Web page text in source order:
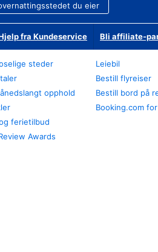
du eier
fra Kundeservice Bli affiliate-
steder
opphold
ferietilbud
Awards
Leiebil
Bestill flyreiser
Bestill bord på
Booking.com